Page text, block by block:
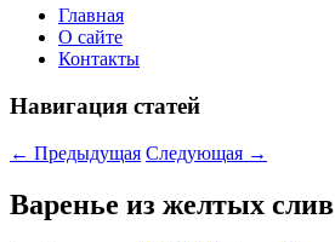
Главная
О сайте
Контакты
Навигация статей
← Предыдущая Следующая →
Варенье из желтых слив